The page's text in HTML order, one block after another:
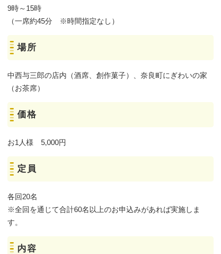
9時～15時
（一席約45分 ※時間指定なし）
場所
中西与三郎の店内（酒席、創作菓子）、奈良町にぎわいの家
（お茶席）
価格
お1人様 5,000円
定員
各回20名
※全回を通じて合計60名以上のお申込みがあれば実施しま
す。
内容